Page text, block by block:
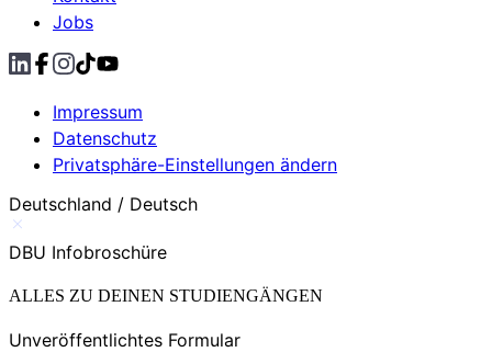
Jobs
Impressum
Datenschutz
Privatsphäre-Einstellungen ändern
Deutschland / Deutsch
DBU Infobroschüre
ALLES ZU DEINEN STUDIENGÄNGEN
Unveröffentlichtes Formular